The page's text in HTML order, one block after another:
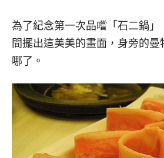
為了紀念第一次品嚐「石二鍋」
間擺出這美美的畫面，身旁的曼
哪了。